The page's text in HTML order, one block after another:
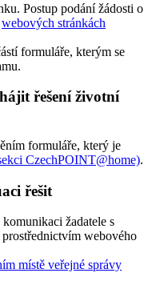
Postup podání žádosti o
webových stránkách
formuláře, kterým se
řešení životní
formuláře, který je
CzechPOINT@home).
řešit
žadatele s
webového
místě veřejné správy